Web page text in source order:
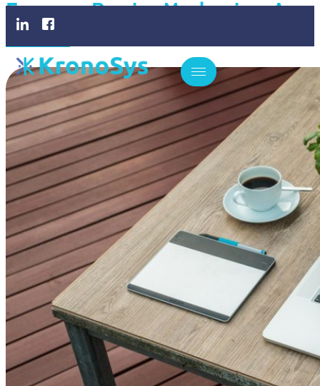
Empresa Precisa Modernizar A
Gestão